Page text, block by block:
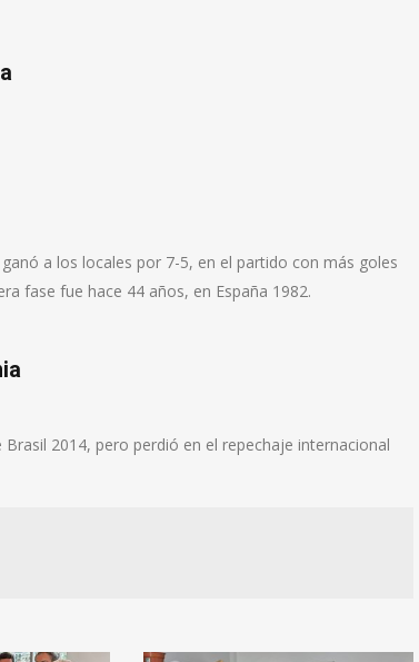
a los locales por 7-5, en el partido con más goles
fase fue hace 44 años, en España 1982.
2014, pero perdió en el repechaje internacional